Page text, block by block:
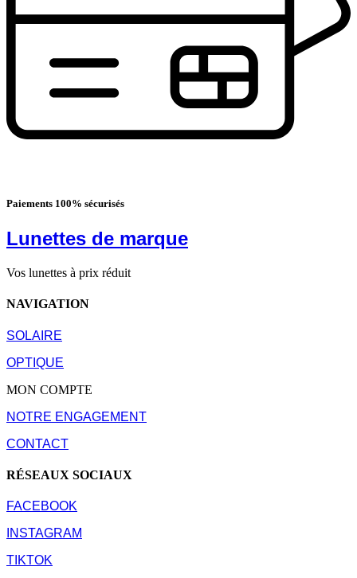
Paiements 100% sécurisés
Lunettes de marque
Vos lunettes à prix réduit
NAVIGATION
SOLAIRE
OPTIQUE
MON COMPTE
NOTRE ENGAGEMENT
CONTACT
RÉSEAUX SOCIAUX
FACEBOOK
INSTAGRAM
TIKTOK